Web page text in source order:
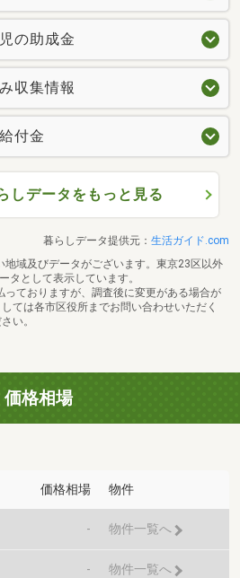
の助成金
収集情報
付金
しデータをもっと見る
暮らしデータ提供元： 生活ガイド.com
域及びデータがございます。東京23区以外
タとして表示しています。
ておりますが、調査後に変更がある場合が
ては各市区役所までお問い合わせいただく
い。
価格相場
価格相場 物件
- 物件一覧へ
- 物件一覧へ